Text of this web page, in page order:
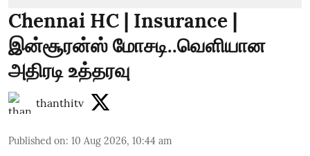
Chennai HC | Insurance |
இன்சூரன்ஸ் மோசடி..வெளியான
அதிரடி உத்தரவு
thanthitv
Published on: 10 Aug 2026, 10:44 am